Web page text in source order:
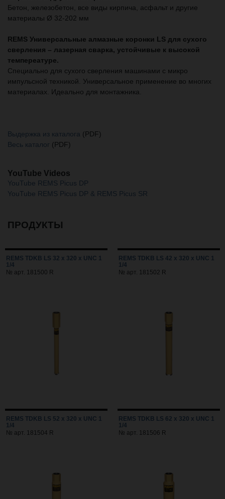
Бетон, железобетон, все виды кирпича, асфальт и другие
материалы Ø 32-202 мм
REMS Универсальные алмазные коронки LS для сухого
сверления – лазерная сварка, устойчивые к высокой
темпереатуре.
Специально для сухого сверления машинами с микро
импульсной техникой. Универсальное применение во многих
материалах. Идеально для монтажника.
Выдержка из каталога (PDF)
Весь каталог (PDF)
YouTube Videos
YouTube REMS Picus DP
YouTube REMS Picus DP & REMS Picus SR
ПРОДУКТЫ
REMS TDKB LS 32 x 320 x UNC 1
1/4
№ арт. 181500 R
REMS TDKB LS 42 x 320 x UNC 1
1/4
№ арт. 181502 R
REMS TDKB LS 52 x 320 x UNC 1
1/4
№ арт. 181504 R
REMS TDKB LS 62 x 320 x UNC 1
1/4
№ арт. 181506 R